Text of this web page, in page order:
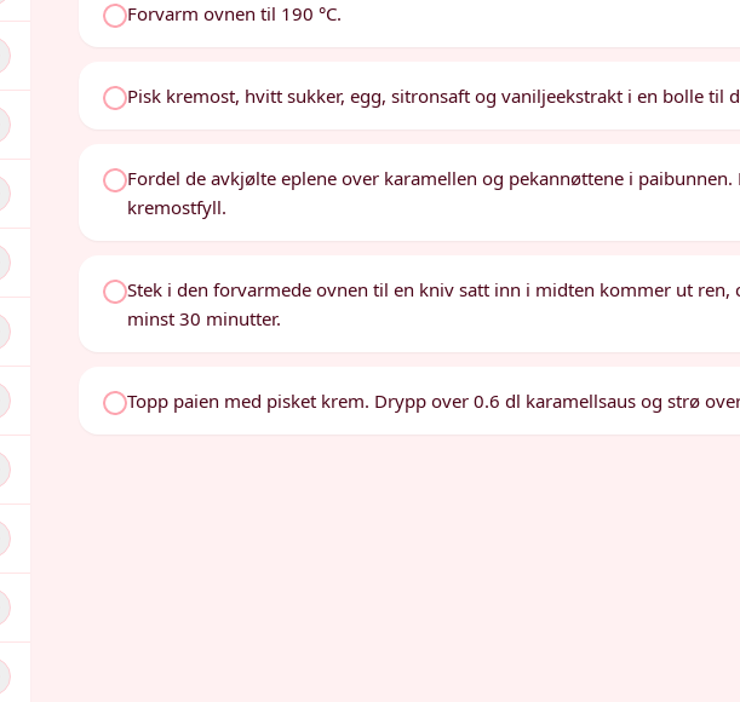
Forvarm ovnen til 190 °C.
Pisk kremost, hvitt sukker, egg, sitronsaft og vaniljeekstrakt i en bolle til
Fordel de avkjølte eplene over karamellen og pekannøttene i
kremostfyll.
Stek i den forvarmede ovnen til en kniv satt inn i midten kommer ut ren,
minst 30 minutter.
Topp paien med pisket krem. Drypp over 0.6 dl karamellsaus og strø